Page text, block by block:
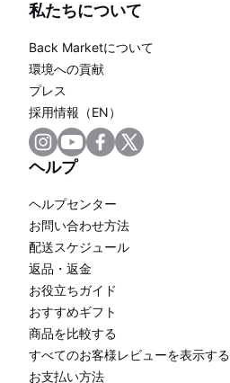
私たちについて
Back Marketについて
環境への貢献
プレス
採用情報（EN）
ヘルプ
ヘルプセンター
お問い合わせ方法
配送スケジュール
返品・返金
お役立ちガイド
おすすめギフト
商品を比較する
すべてのお客様レビューを表示する
お支払い方法